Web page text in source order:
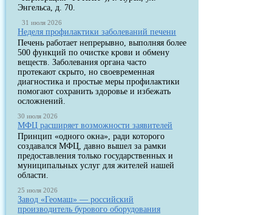
Энгельса, д. 70.
31 июля 2026
Неделя профилактики заболеваний печени
Печень работает непрерывно, выполняя более
500 функций по очистке крови и обмену
веществ. Заболевания органа часто
протекают скрыто, но своевременная
диагностика и простые меры профилактики
помогают сохранить здоровье и избежать
осложнений.
30 июля 2026
МФЦ расширяет возможности заявителей
Принцип «одного окна», ради которого
создавался МФЦ, давно вышел за рамки
предоставления только государственных и
муниципальных услуг для жителей нашей
области.
25 июля 2026
Завод «Геомаш» — российский
производитель бурового оборудования